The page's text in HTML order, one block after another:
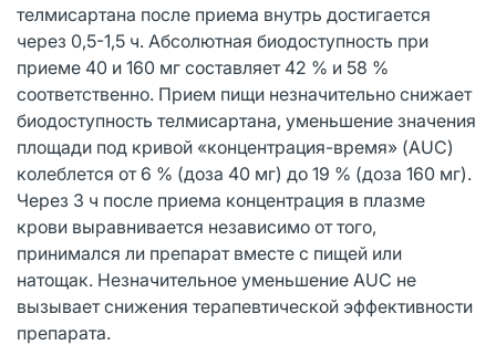
телмисартана после приема внутрь достигается
через 0,5-1,5 ч. Абсолютная биодоступность при
приеме 40 и 160 мг составляет 42 % и 58 %
соответственно. Прием пищи незначительно снижает
биодоступность телмисартана, уменьшение значения
площади под кривой «концентрация-время» (AUC)
колеблется от 6 % (доза 40 мг) до 19 % (доза 160 мг).
Через 3 ч после приема концентрация в плазме
крови выравнивается независимо от того,
принимался ли препарат вместе с пищей или
натощак. Незначительное уменьшение AUC не
вызывает снижения терапевтической эффективности
препарата.